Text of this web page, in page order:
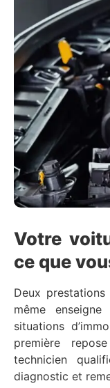
Votre
ce que
Deux
même
situations
première
technicien
diagnostic et